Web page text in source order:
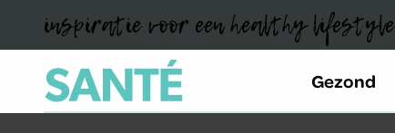
inspiratie voor een healthy lifestyle
Gezond